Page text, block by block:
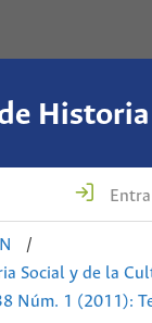
/
Social y de la
Núm. 1 (2011):